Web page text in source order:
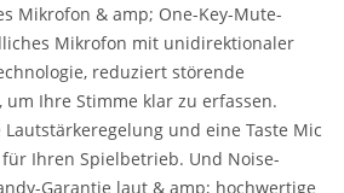
Mikrofon & amp; One-Key-Mute-
Mikrofon mit unidirektionaler
reduziert störende
Ihre Stimme klar zu erfassen.
und eine Taste Mic
Ihren Spielbetrieb. Und Noise-
Garantie laut & amp; hochwertige